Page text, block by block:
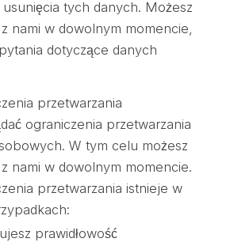
tych danych. Możesz
nami w dowolnym momencie,
dotyczące danych
przetwarzania
ograniczenia przetwarzania
W tym celu możesz
nami w dowolnym momencie.
przetwarzania istnieje w
prawidłowość